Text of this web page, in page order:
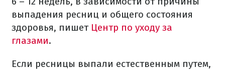
выпадения ресниц и общего состояния
здоровья, пишет Центр по уходу за
глазами.
Если ресницы выпали естественным путем,